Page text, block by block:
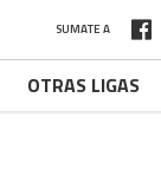
SUMATE A
OTRAS LIGAS